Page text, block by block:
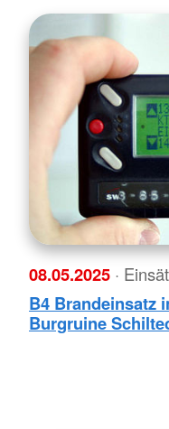
08.05.2025 ·
B4 Brandeinsatz
Burgruine